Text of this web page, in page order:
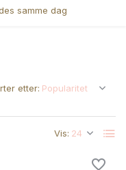
samme dag
Vis:
etter: